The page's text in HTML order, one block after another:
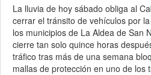
La lluvia de hoy sábado obliga al
cerrar el tránsito de vehículos por
los municipios de La Aldea de San
cierre tan solo quince horas
tráfico tras más de una semana
mallas de protección en uno de los